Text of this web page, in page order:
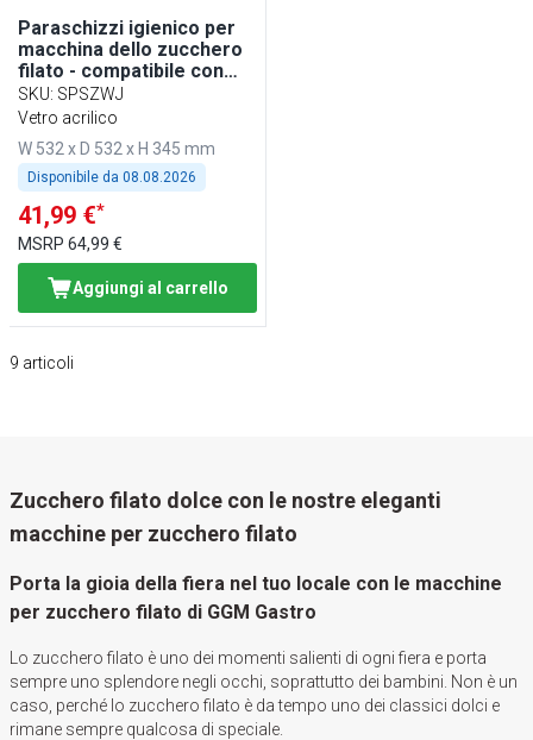
Paraschizzi igienico per
macchina dello zucchero
filato - compatibile con
ZWJ950, ZWJ950E,
ZWJ950S
SKU: SPSZWJ
Vetro acrilico
W 532 x D 532 x H 345 mm
Disponibile da 08.08.2026
41,99 €*
MSRP 64,99 €
Aggiungi al carrello
9 articoli
Zucchero filato dolce con le nostre eleganti
macchine per zucchero filato
Porta la gioia della fiera nel tuo locale con le macchine
per zucchero filato di GGM Gastro
Lo zucchero filato è uno dei momenti salienti di ogni fiera e porta
sempre uno splendore negli occhi, soprattutto dei bambini. Non è un
caso, perché lo zucchero filato è da tempo uno dei classici dolci e
rimane sempre qualcosa di speciale.